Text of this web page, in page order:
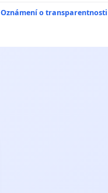
Oznámení o transparentnosti